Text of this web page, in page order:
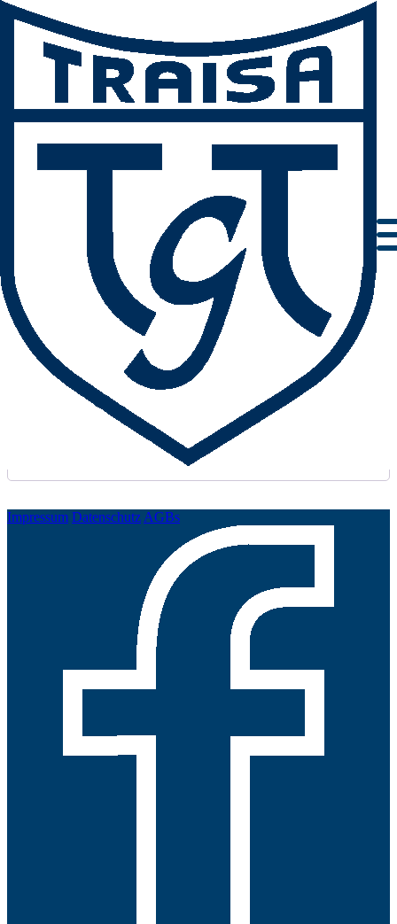
Mein Konto
Anmelden
Benutzername oder E-Mail-Adresse *Erforderlich
Passwort Erforderlich
Angemeldet bleiben
Anmelden
Passwort vergessen?
Impressum Datenschutz AGBs